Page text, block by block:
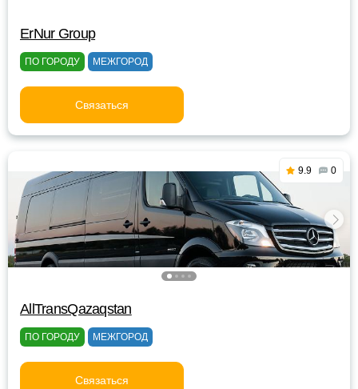
ErNur Group
ПО ГОРОДУ МЕЖГОРОД
Связаться
9.9 0
AllTransQazaqstan
ПО ГОРОДУ МЕЖГОРОД
Связаться